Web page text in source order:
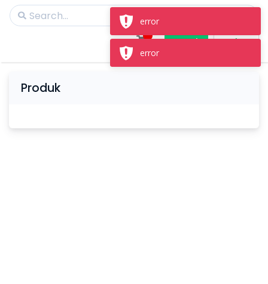
Masuk Daftar
Produk
error
error